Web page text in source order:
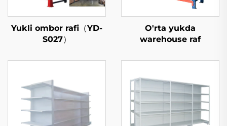
Yukli ombor rafi（YD-
S027）
O'rta yukda
warehouse raf